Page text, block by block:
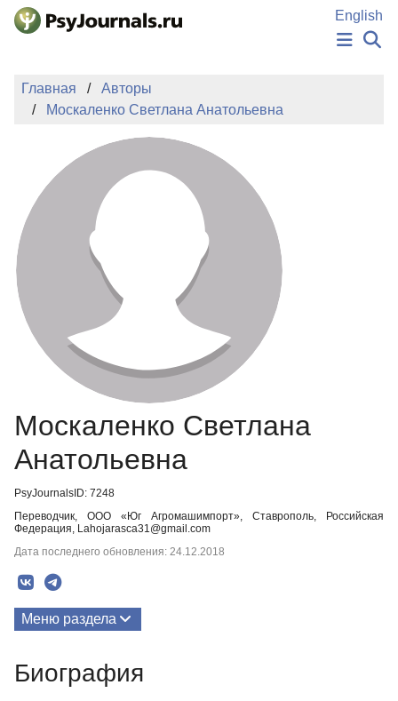
Перейти к основному содержанию
English
ИЗДАНИЯ
ПОДАТЬ РУКОПИСЬ
БАЗА ЗНАНИЙ
КЛЮЧЕВЫЕ СЛОВА
Регистрация
Главная
Авторы
Москаленко Светлана Анатольевна
Москаленко Светлана
Анатольевна
PsyJournalsID: 7248
Переводчик, ООО «Юг Агромашимпорт», Ставрополь, Российская
Федерация, Lahojarasca31@gmail.com
Дата последнего обновления: 24.12.2018
Меню раздела
Биография
Биография